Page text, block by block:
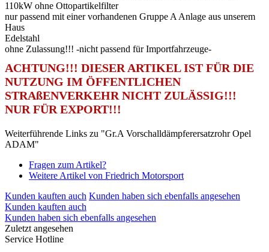
110kW ohne Ottopartikelfilter
nur passend mit einer vorhandenen Gruppe A Anlage aus unserem
Haus
Edelstahl
ohne Zulassung!!! -nicht passend für Importfahrzeuge-
ACHTUNG!!! DIESER ARTIKEL IST FÜR DIE
NUTZUNG IM ÖFFENTLICHEN
STRAßENVERKEHR NICHT ZULÄSSIG!!!
NUR FÜR EXPORT!!!
Weiterführende Links zu "Gr.A Vorschalldämpferersatzrohr Opel
ADAM"
Fragen zum Artikel?
Weitere Artikel von Friedrich Motorsport
Kunden kauften auch Kunden haben sich ebenfalls angesehen
Kunden kauften auch
Kunden haben sich ebenfalls angesehen
Zuletzt angesehen
Service Hotline